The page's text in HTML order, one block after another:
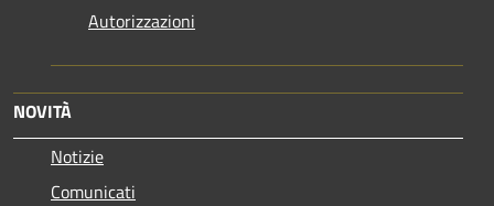
Autorizzazioni
NOVITÀ
Notizie
Comunicati